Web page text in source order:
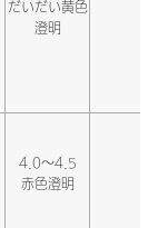
だいだい黄色
澄明
4.0～4.5
赤色澄明